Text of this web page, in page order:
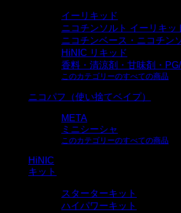
イーリキッド
ニコチンソルト イーリキッ
ニコチンベース・ニコチン
HiNIC リキッド
香料・清涼剤・甘味剤・
このカテゴリーのすべての商品
ニコパフ（使い捨てベイプ）
META
ミニシーシャ
このカテゴリーのすべての商品
HiNIC
キット
スターターキット
ハイパワーキット